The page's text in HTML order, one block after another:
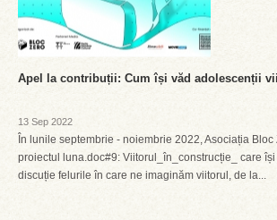
Apel la contribuții: Cum își văd adolescenții
13 Sep 2022
În lunile septembrie - noiembrie 2022, Asociația
proiectul luna.doc#9: Viitorul_în_construcție_ care
discuție felurile în care ne imaginăm viitorul, de la...